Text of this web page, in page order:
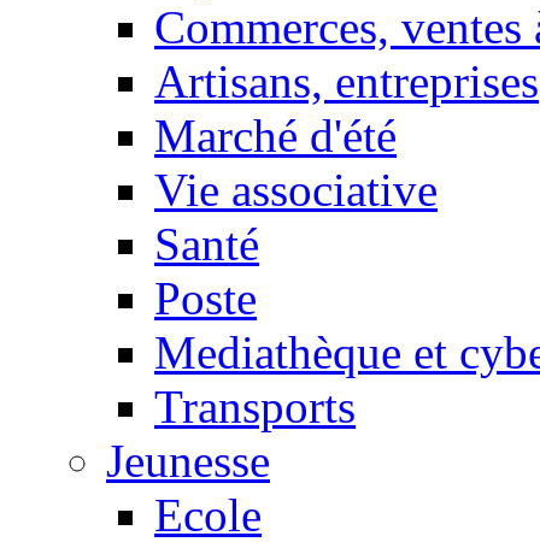
Commerces, ventes
Artisans, entreprises
Marché d'été
Vie associative
Santé
Poste
Mediathèque et
Transports
Jeunesse
Ecole